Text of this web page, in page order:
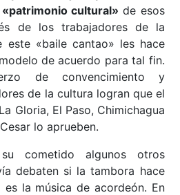
cultural» de esos
de los trabajadores de la
este «baile cantao» les hace
de acuerdo para tal fin.
de convencimiento y
de la cultura logran que el
Gloria, El Paso, Chimichagua
lo aprueben.
cometido algunos otros
debaten si la tambora hace
la música de acordeón. En